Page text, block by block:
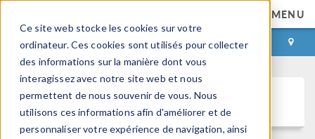
Ce site web stocke les cookies sur votre
ordinateur. Ces cookies sont utilisés pour collecter
des informations sur la manière dont vous
interagissez avec notre site web et nous
permettent de nous souvenir de vous. Nous
utilisons ces informations afin d'améliorer et de
personnaliser votre expérience de navigation, ainsi
MENU
CONNEXION CONTACT
Discussion Forum